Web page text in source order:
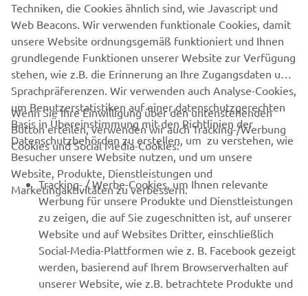
Ich freue mich, ab diesem Jahr Teil des Yamaha bLU cRU-
Förderprogramms zu sein und im R7 Cup die
Titelverteidigung anzugehen. Das erste Kennenlernen in
Jerez verlief super. Das Wetter war an sämtlichen Tagen
perfekt, sodass wir viele Runden fahren und den
Winterrost abschütteln konnten. Auf der Strecke waren
wenig Fahrer unterwegs, sodass wir nur selten Verkehr
hatten und die Trainingszeit optimal nutzen konnten. Die
meisten der Fahrer kannte ich noch nicht persönlich, doch
wir haben uns von Beginn an super verstanden und gut
zusammengearbeitet. Ich hatte zudem die Gelegenheit,
das erste Mal die R6 zu testen. Die zusätzliche Power hat
mir großen Spaß bereitet, ich freue mich auf mehr.
Techniken, die Cookies ähnlich sind, wie Javascript und
Web Beacons. Wir verwenden funktionale Cookies, damit
unsere Website ordnungsgemäß funktioniert und Ihnen
grundlegende Funktionen unserer Website zur Verfügung
stehen, wie z.B. die Erinnerung an Ihre Zugangsdaten und
Sprachpräferenzen. Wir verwenden auch Analyse-Cookies,
um Benutzerstatistiken auf einer datenschutzgerechten
Basis in Übereinstimmung mit den Richtlinien der
Datenschutzbehörden zu erstellen, um zu verstehen, wie
Besucher unsere Website nutzen, und um unsere
Website, Produkte, Dienstleistungen und
Marketingaktivitäten zu verbessern.
Wenn Sie Ihre Einwilligung über den untenstehenden
Button erteilen, verwenden wir auch Tracking-/Werbung
Cookies und Social Media-Cookies:
Tracking- / Werbe-Cookies, um Ihnen relevante
Werbung für unsere Produkte und Dienstleistungen
zu zeigen, die auf Sie zugeschnitten ist, auf unserer
Website und auf Websites Dritter, einschließlich
Social-Media-Plattformen wie z. B. Facebook gezeigt
werden, basierend auf Ihrem Browserverhalten auf
unserer Website, wie z.B. betrachtete Produkte und